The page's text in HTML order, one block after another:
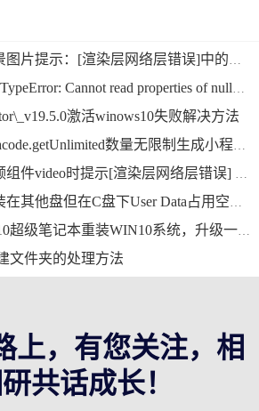
微信小程序设置背景图片提示：[渲染层网络层错误]中的本地资源图片无法通过 WXSS 获取，可以使用网络图片，或者 base64，或者使用＜image/＞标签。
开发提示“Uncaught TypeError: Cannot read properties of null”错误的解决方法
激活winows10失败解决方法
微信小程序调用wxacode.getUnlimited数量无限制生成小程序码功能开发完整版
微信小程序使用视频组件video时提示[渲染层网络层错误] Failed to load media错误的解决方法
微信开发者工具安装在其他盘但在C盘下User Data占用空间超大，能删掉吗？用mklink提示当文件已存在时，无法创建该文件
一直吃灰的联想U410超级笔记本重装WIN10系统，升级一下硬件继续战斗
文件夹的处理方法
上，有您关注，相
共话成长！